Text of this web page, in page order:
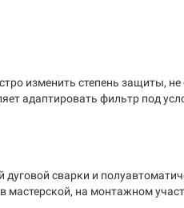
изменить степень защиты,
адаптировать фильтр под
дуговой сварки и
мастерской, на монтажном